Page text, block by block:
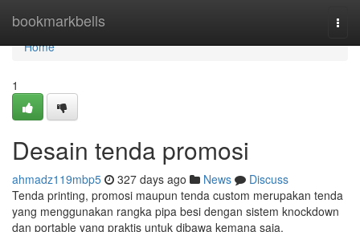
bookmarkbells
Home
Home
1
Desain tenda promosi
ahmadz119mbp5 327 days ago News
Discuss
Tenda printing, promosi maupun tenda custom merupakan tenda
yang menggunakan rangka pipa besi dengan sistem knockdown
dan portable yang praktis untuk dibawa kemana saja.